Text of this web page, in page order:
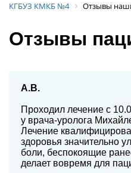
КГБУЗ КМКБ №4 Отзывы
Отзывы
А.В.
Проходил лечение с
у врача-уролога
Лечение
здоровья значительно
боли, беспокоящие
делает вовремя для